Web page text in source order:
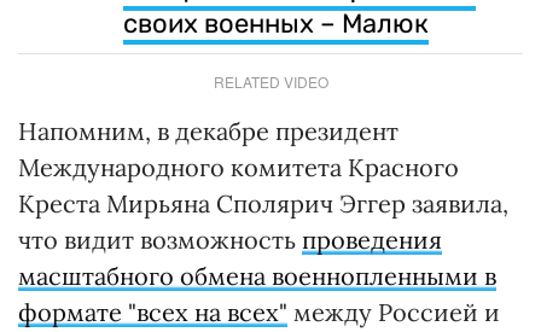
своих военных – Малюк
RELATED VIDEO
Напомним, в декабре президент
Международного комитета Красного
Креста Мирьяна Сполярич Эггер заявила,
что видит возможность проведения
масштабного обмена военнопленными в
формате "всех на всех" между Россией и